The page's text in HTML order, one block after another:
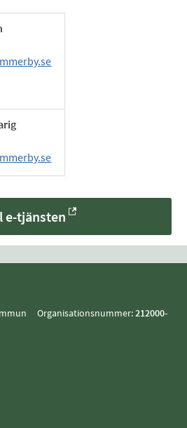
e-tjänsten
Organisationsnummer:212000-